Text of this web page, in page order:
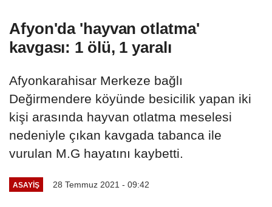
Afyon'da 'hayvan otlatma'
kavgası: 1 ölü, 1 yaralı
Afyonkarahisar Merkeze bağlı
Değirmendere köyünde besicilik yapan iki
kişi arasında hayvan otlatma meselesi
nedeniyle çıkan kavgada tabanca ile
vurulan M.G hayatını kaybetti.
ASAYIŞ 28 Temmuz 2021 - 09:42